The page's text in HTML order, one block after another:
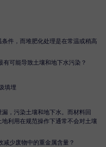
件，而堆肥化处理是在常温或稍高
可能导致土壤和地下水污染？
填埋
，污染土壤和地下水。而材料回
利用在规范操作下通常不会对土壤
减少废物中的重金属含量？